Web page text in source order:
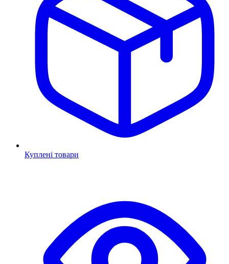
Куплені товари